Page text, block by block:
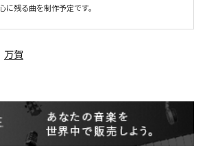
に残る曲を制作予定です。
万賀